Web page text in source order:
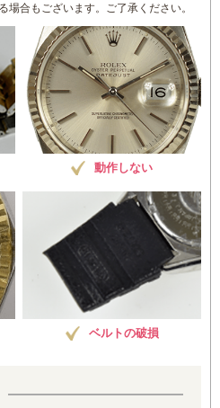
合もございます。ご了承ください。
動作しない
ベルトの破損